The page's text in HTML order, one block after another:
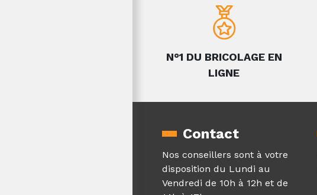
N°1 DU BRICOLAGE EN
LIGNE
Contact
Nos conseillers sont à votre
disposition du Lundi au
Vendredi de 10h à 12h et de